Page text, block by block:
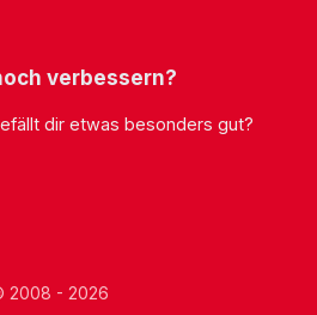
verbessern?
dir etwas besonders gut?
2008 - 2026